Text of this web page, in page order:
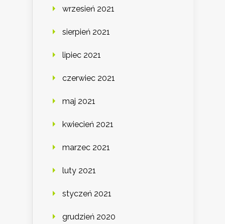
wrzesień 2021
sierpień 2021
lipiec 2021
czerwiec 2021
maj 2021
kwiecień 2021
marzec 2021
luty 2021
styczeń 2021
grudzień 2020